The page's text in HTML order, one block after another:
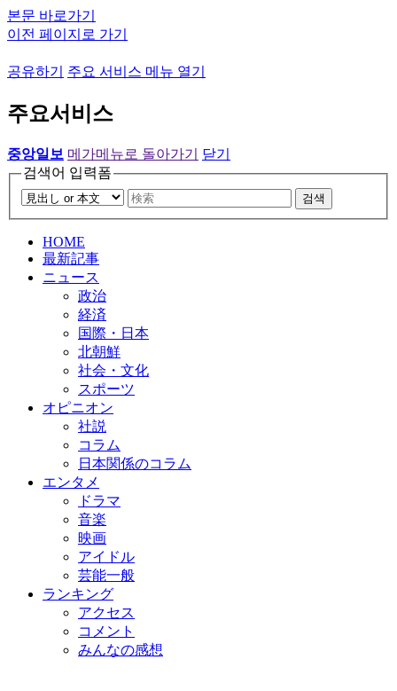
본문 바로가기
이전 페이지로 가기
공유하기 주요 서비스 메뉴 열기
주요서비스
중앙일보 메가메뉴로 돌아가기
닫기
검색어 입력폼
검색
HOME
最新記事
ニュース
政治
経済
国際・日本
北朝鮮
社会・文化
スポーツ
オピニオン
社説
コラム
日本関係のコラム
エンタメ
ドラマ
音楽
映画
アイドル
芸能一般
ランキング
アクセス
コメント
みんなの感想